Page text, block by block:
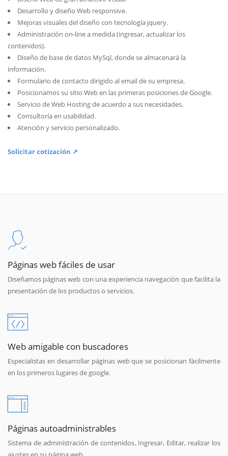
Desarrollo y diseño Web responsive.
Mejoras visuales del diseño con tecnología jquery.
Administración on-line a medida (ingresar, actualizar los
contenidos).
Diseño de base de datos MySql, donde se almacenará la
información.
Formulario de contacto dirigido al email de su empresa.
Posicionamos su sitio Web en las primeras posiciones de Google.
Servicio de Web Hosting de acuerdo a sus necesidades.
Consultoría en usabilidad.
Atención y servicio personalizado.
Solicitar cotización ↗
Páginas web fáciles de usar
Diseñamos páginas web con una experiencia navegación que facilita la
presentación de los productos o servicios.
Web amigable con buscadores
Especialistas en desarrollar páginas web que se posicionan fácilmente
en los primeros lugares de google.
Páginas autoadministrables
Sistema de administración de contenidos. Ingresar, Editar, realizar los